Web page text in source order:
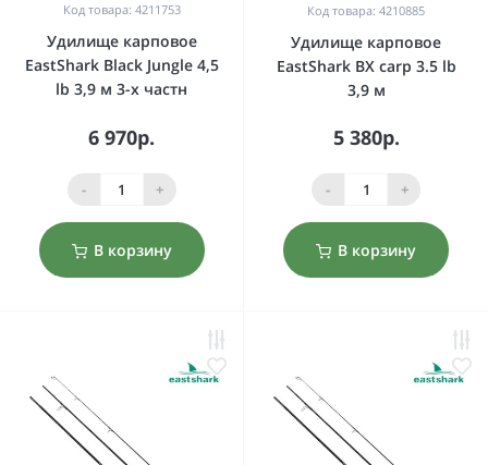
Код товара: 4211753
Удилище карповое
EastShark Black Jungle 4,5
lb 3,9 м 3-x частн
6 970р.
- +
В корзину
Код товара: 4210885
Удилище карповое
EastShark BX carp 3.5 lb
3,9 м
5 380р.
- +
В корзину